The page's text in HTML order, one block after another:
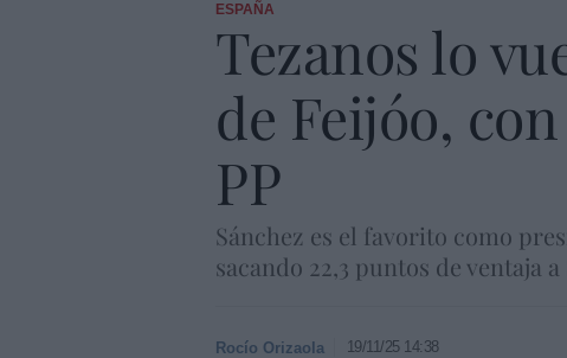
ESPAÑA
Tezanos lo
de Feijóo,
PP
Sánchez es el favorito como
sacando 22,3 puntos de ventaja
Rocío Orizaola 19/11/25 14:38